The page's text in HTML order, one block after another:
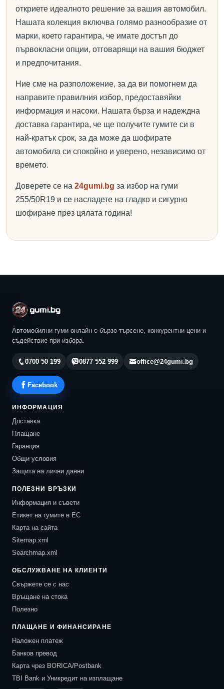
откриете идеалното решение за вашия автомобил.
Нашата колекция включва голямо разнообразие от
марки, което гарантира, че имате достъп до
първокласни опции, отговарящи на вашия бюджет
и предпочитания.
Ние сме на разположение, за да ви помогнем да
направите правилния избор, предоставяйки
информация и насоки. Нашата бърза и надеждна
доставка гарантира, че ще получите гумите си в
най-кратък срок, за да може да шофирате
автомобила си спокойно и уверено, независимо от
времето.
Доверете се на 24gumi.bg за избор на гуми
255/50R19 и се насладете на гладко и сигурно
шофиране през цялата година!
Автомобилни гуми онлайн с бързо търсене, конкурентни цени и
съдействие при избора.
0700 50 199 0877 552 999 office@24gumi.bg
Facebook
ИНФОРМАЦИЯ
Доставка
Плащане
Гаранция
Общи условия
Защита на лични данни
ПОЛЕЗНИ ВРЪЗКИ
Информация и съвети
Етикет на гумите в ЕС
Карта на сайта
Sitemap.xml
Searchmap.xml
ОБСЛУЖВАНЕ НА КЛИЕНТИ
Свържете се с нас
Връщане на стока
Полезно
ПЛАЩАНЕ И ФИНАНСИРАНЕ
Наложен платеж
Банков превод
Карта чрез BORICA/Postbank
TBI Bank и Уникредит на изплащане